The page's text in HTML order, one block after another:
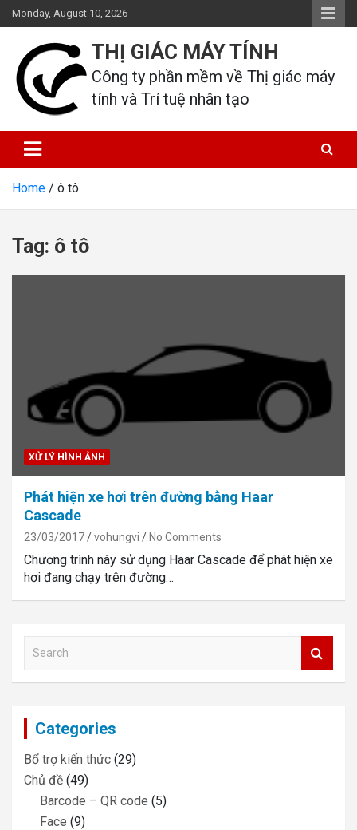
Skip
to
content
Monday, August 10, 2026
THỊ GIÁC MÁY TÍNH
Công ty phần mềm về Thị giác máy
tính và Trí tuệ nhân tạo
Home ô tô
Tag: ô tô
XỬ LÝ HÌNH ẢNH
Phát hiện xe hơi trên đường bằng Haar
Cascade
23/03/2017 vohungvi No Comments
Chương trình này sử dụng Haar Cascade để phát hiện xe
hơi đang chạy trên đường…
a
Categories
Bổ trợ kiến thức (29)
Chủ đề (49)
Barcode – QR code (5)
Face (9)